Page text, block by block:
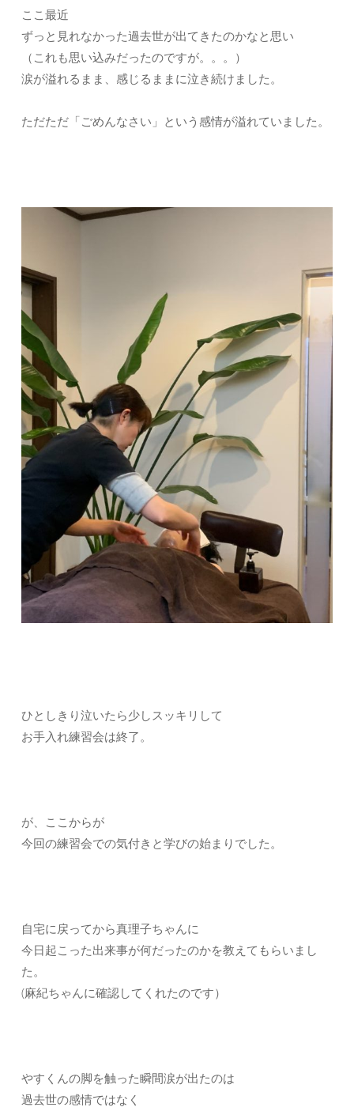
ここ最近
ずっと見れなかった過去世が出てきたのかなと思い
（これも思い込みだったのですが。。。）
涙が溢れるまま、感じるままに泣き続けました。
ただただ「ごめんなさい」という感情が溢れていました。
ひとしきり泣いたら少しスッキリして
お手入れ練習会は終了。
が、ここからが
今回の練習会での気付きと学びの始まりでした。
自宅に戻ってから真理子ちゃんに
今日起こった出来事が何だったのかを教えてもらいまし
た。
(麻紀ちゃんに確認してくれたのです）
やすくんの脚を触った瞬間涙が出たのは
過去世の感情ではなく